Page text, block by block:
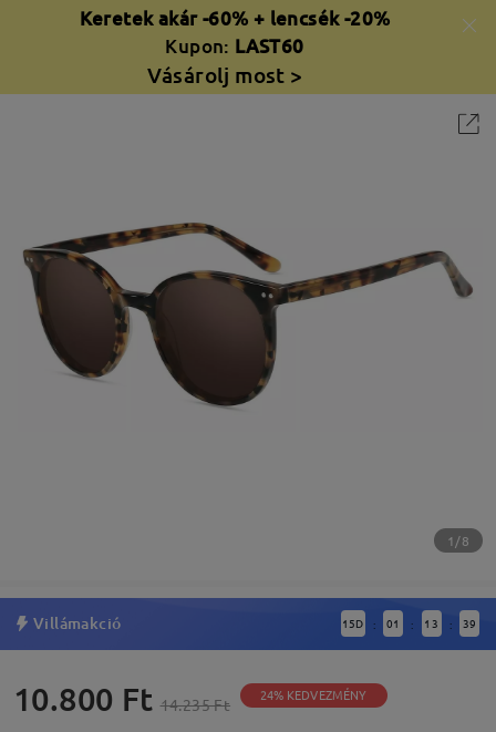
Keretek akár -60% + lencsék -20%
Kupon: LAST60
Vásárolj most >
1/8
Villámakció 15D : 01 : 13 : 38
10.800 Ft 14.235 Ft 24% KEDVEZMÉNY